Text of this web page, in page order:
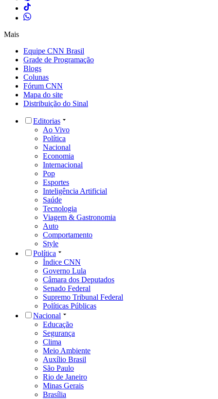
Mais
Equipe CNN Brasil
Grade de Programação
Blogs
Colunas
Fórum CNN
Mapa do site
Distribuição do Sinal
Editorias
Ao Vivo
Política
Nacional
Economia
Internacional
Pop
Esportes
Inteligência Artificial
Saúde
Tecnologia
Viagem & Gastronomia
Auto
Comportamento
Style
Política
Índice CNN
Governo Lula
Câmara dos Deputados
Senado Federal
Supremo Tribunal Federal
Políticas Públicas
Nacional
Educação
Segurança
Clima
Meio Ambiente
Auxílio Brasil
São Paulo
Rio de Janeiro
Minas Gerais
Brasília